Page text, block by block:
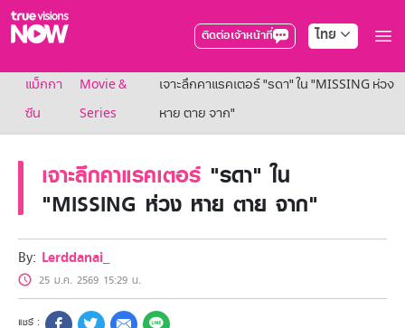
ติดต่อเจ้าหน้าที่ ไทย
True AF2026
แพ็กเกจ
NOW ENT
NOW SPORTS
NOW Muay Thai
แพ็กเกจทรูวิชันส์นาวทั้งหมด
เคเบิลและจานดาวเทียม
สิทธิพิเศษ
สิทธิพิเศษลูกค้าทรูวิชั่นส์
Showtime
HoReCa
แพ็กเกจสำหรับผู้ประกอบการ
แม็กกา
ซีน
Movie &
Series
เจาะลึกคาแรคเตอร์ "รดา" ใน "MISSING ห่วง
หาย ตาย จาก"
เจาะลึกคาแรคเตอร์ "รดา" ใน
"MISSING ห่วง หาย ตาย จาก"
By: Lerddanai_
25 ม.ค. 2569 15:29 น.